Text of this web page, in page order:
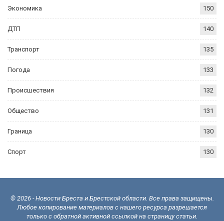
Экономика 150
ДТП 140
Транспорт 135
Погода 133
Происшествия 132
Общество 131
Граница 130
Спорт 130
© 2026 - Новости Бреста и Брестской области. Все права защищены.
Любое копирование материалов с нашего ресурса разрешается
только с обратной активной ссылкой на страницу статьи.